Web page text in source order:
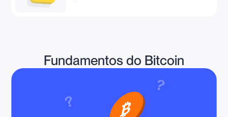
Fundamentos do Bitcoin